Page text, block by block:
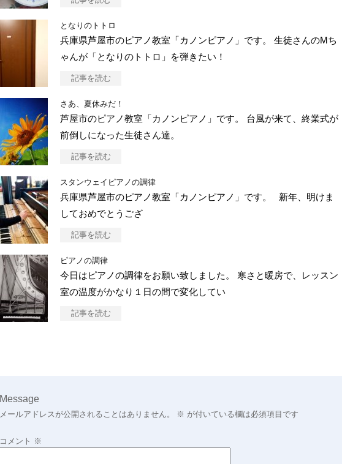
となりのトトロ
兵庫県芦屋市のピアノ教室「カノンピアノ」です。 生徒さんのMち
ゃんが「となりのトトロ」を弾きたい！
記事を読む
さあ、夏休みだ！
芦屋市のピアノ教室「カノンピアノ」です。 台風が来て、終業式が
前倒しになった生徒さん達。
記事を読む
スタンウェイピアノの調律
兵庫県芦屋市のピアノ教室「カノンピアノ」です。 新年、明けま
しておめでとうござ
記事を読む
ピアノの調律
今日はピアノの調律をお願い致しました。 寒さと暖房で、レッスン
室の温度がかなり１日の間で変化してい
記事を読む
Message
メールアドレスが公開されることはありません。 ※ が付いている欄は必須項目です
コメント ※